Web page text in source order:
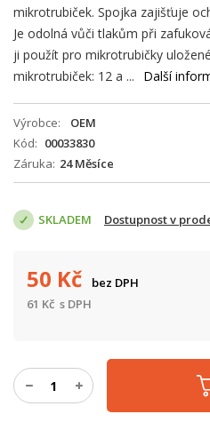
mikrotrubiček. Spojka zajišťuje
Je odolná vůči tlakům při
ji použít pro mikrotrubičky
mikrotrubiček: 12 a ...
Další
Výrobce
OEM
Kód
00033830
Záruka 24 Měsíce
SKLADEM Dostupnost v
50 Kč
bez DPH
61 Kč s DPH